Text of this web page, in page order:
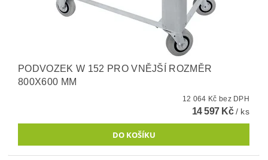
PODVOZEK W 152 PRO VNĚJŠÍ ROZMĚR
800X600 MM
12 064 Kč bez DPH
14 597 Kč/ ks